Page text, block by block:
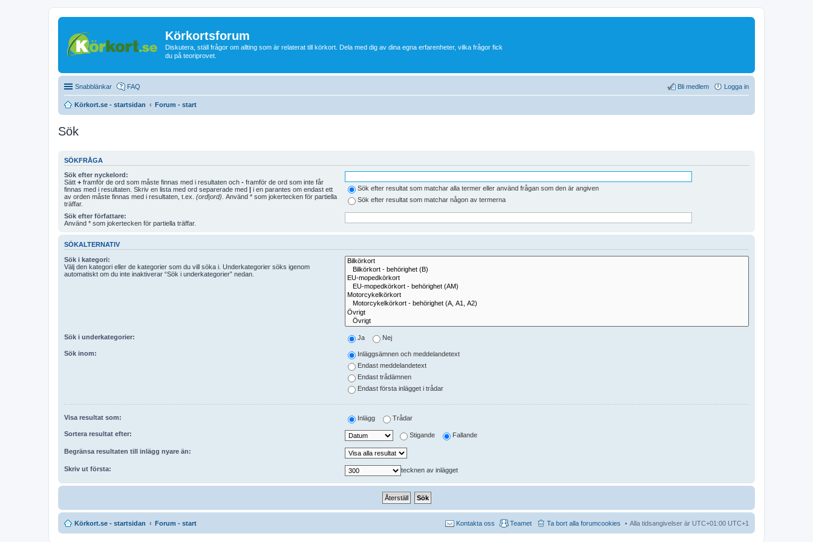
Körkortsforum
Diskutera, ställ frågor om allting som är relaterat till körkort. Dela med dig av dina egna erfarenheter, vilka frågor fick
du på teoriprovet.
Snabblänkar FAQ Logga in
Bli medlem
Körkort.se - startsidan Forum - start
Sök
SÖKFRÅGA
Sök efter nyckelord:
Sätt + framför de ord som måste finnas med i resultaten och - framför de ord som inte får
finnas med i resultaten. Skriv en lista med ord separerade med | i en parantes om endast ett
av orden måste finnas med i resultaten, t.ex. (ord|ord) . Använd * som jokertecken för partiella
träffar.
Sök efter resultat som matchar alla termer eller använd frågan som den är angiven
Sök efter resultat som matchar någon av termerna
Sök efter författare:
Använd * som jokertecken för partiella träffar.
SÖKALTERNATIV
Sök i kategori:
Välj den kategori eller de kategorier som du vill söka i. Underkategorier söks igenom
automatiskt om du inte inaktiverar “Sök i underkategorier” nedan.
Sök i underkategorier: Ja Nej
Sök inom:
Inläggsämnen och meddelandetext
Endast meddelandetext
Endast trådämnen
Endast första inlägget i trådar
Visa resultat som: Inlägg Trådar
Sortera resultat efter: Stigande Fallande
Begränsa resultaten till inlägg nyare än:
Skriv ut första: tecknen av inlägget
Körkort.se - startsidan Forum - start Alla tidsangivelser är UTC+01:00 UTC+1
Ta bort alla forumcookies
Teamet
Kontakta oss